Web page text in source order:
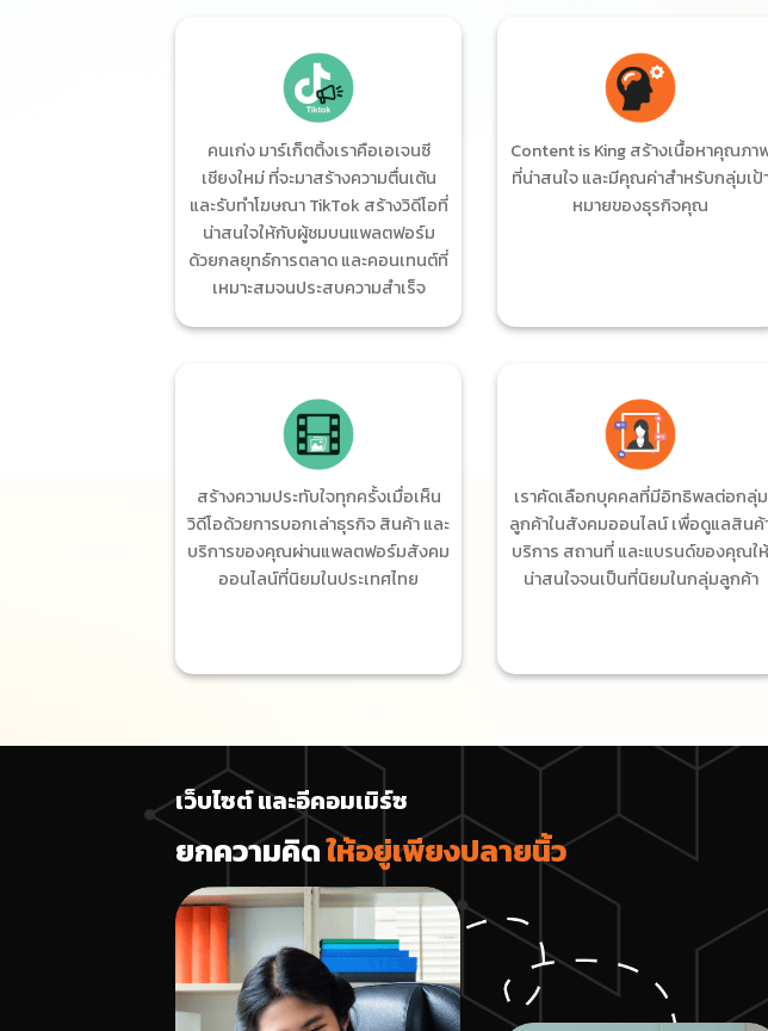
คนเก่ง มาร์เก็ตติ้งเราคือเอเจนซี
เชียงใหม่ ที่จะมาสร้างความตื่นเต้น
และรับทำโฆษณา TikTok สร้างวิดีโอที่
น่าสนใจให้กับผู้ชมบนแพลตฟอร์ม
ด้วยกลยุทธ์การตลาด และคอนเทนต์ที่
เหมาะสมจนประสบความสำเร็จ
Content is King สร้างเนื้อหาคุณภา
ที่น่าสนใจ และมีคุณค่าสำหรับกลุ่มเป้
หมายของธุรกิจคุณ
สร้างความประทับใจทุกครั้งเมื่อเห็น
วิดีโอด้วยการบอกเล่าธุรกิจ สินค้า และ
บริการของคุณผ่านแพลตฟอร์มสังคม
ออนไลน์ที่นิยมในประเทศไทย
เราคัดเลือกบุคคลที่มีอิทธิพลต่อกลุ่ม
ลูกค้าในสังคมออนไลน์ เพื่อดูแลสินค้
บริการ สถานที่ และแบรนด์ของคุณให้
น่าสนใจจนเป็นที่นิยมในกลุ่มลูกค้า
เว็บไซต์ และอีคอมเมิร์ซ
ยกความคิดให้อยู่เพียงปลายนิ้ว